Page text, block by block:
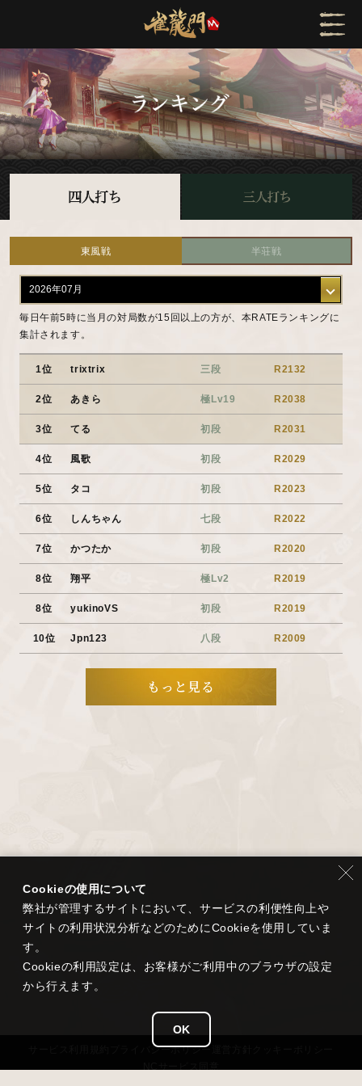
東風戦 半荘戦
毎日午前5時に当月の対局数が15回以上の方が、本RATEランキングに
集計されます。
1位 trixtrix 三段 R2132
2位 あきら 極Lv19 R2038
3位 てる 初段 R2031
4位 風歌 初段 R2029
5位 タコ 初段 R2023
6位 しんちゃん 七段 R2022
7位 かつたか 初段 R2020
8位 翔平 極Lv2 R2019
8位 yukinoVS 初段 R2019
10位 Jpn123 八段 R2009
もっと見る
プライバシーポリシー
Cookieの使用について
弊社が管理するサイトにおいて、サービスの利便性向上や
サイトの利用状況分析などのためにCookieを使用していま
す。
Cookieの利用設定は、お客様がご利用中のブラウザの設定
から行えます。
OK